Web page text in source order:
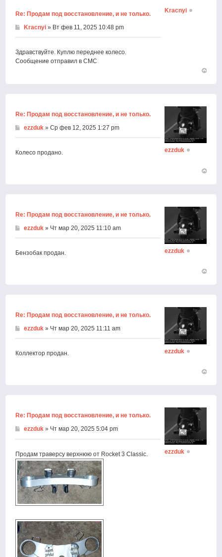
Re: Продам под восстановление, и не только.
Kracnyi » Вт фев 11, 2025 10:48 pm
Здравствуйте. Куплю переднее колесо.
Сообщение отправил в СМС
Kracnyi
Re: Продам под восстановление, и не только.
ezzduk » Ср фев 12, 2025 1:27 pm
Колесо продано. ezzduk
Re: Продам под восстановление, и не только.
ezzduk » Чт мар 20, 2025 11:10 am
Бензобак продан. ezzduk
Re: Продам под восстановление, и не только.
ezzduk » Чт мар 20, 2025 11:11 am
Коллектор продан. ezzduk
Re: Продам под восстановление, и не только.
ezzduk » Чт мар 20, 2025 5:04 pm
Продам траверсу верхнюю от Rocket 3 Classic. ezzduk